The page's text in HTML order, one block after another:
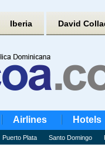
Iberia David
Airlines Hotels
Puerto Plata Santo Domingo